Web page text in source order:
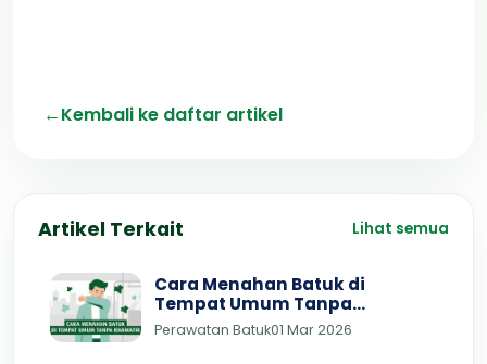
←Kembali ke daftar artikel
Artikel Terkait Lihat semua
Cara Menahan Batuk di
Tempat Umum Tanpa
Khawatir
Perawatan Batuk01 Mar 2026